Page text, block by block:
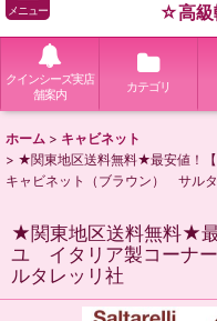
メニュー
☆高級
クインシーズ実店
舗案内
カテゴリ
ホーム > キャビネット
> ★関東地区送料無料★最安値！
キャビネット（ブラウン） サル
★関東地区送料無料★
ユ イタリア製コーナ
ルタレッリ社